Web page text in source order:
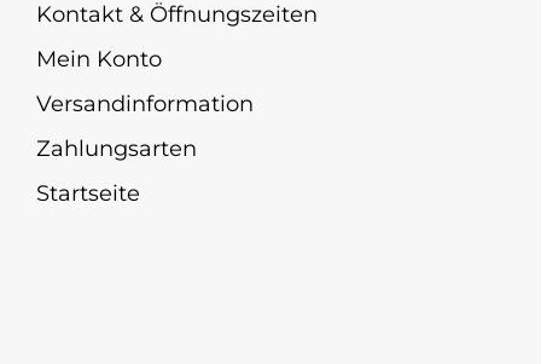
Kontakt & Öffnungszeiten
Mein Konto
Versandinformation
Zahlungsarten
Startseite